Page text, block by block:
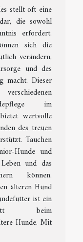
stellt oft eine
die sowohl
erfordert.
sich die
verändern,
und des
macht. Dieser
im
wertvolle
des treuen
Tauchen
Hunde und
und das
können.
älteren Hund
ist ein
beim
Hunde. Mit